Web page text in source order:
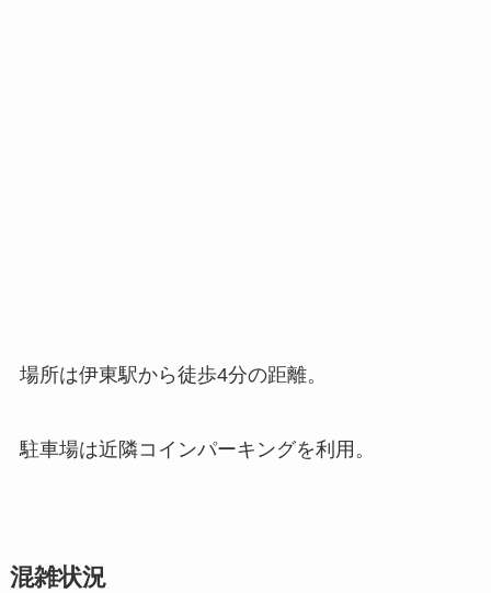
場所は伊東駅から徒歩4分の距離。
駐車場は近隣コインパーキングを利用。
混雑状況